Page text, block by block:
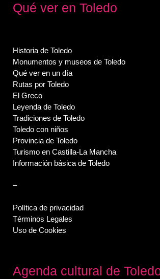
Qué ver en Toledo
Historia de Toledo
Monumentos y museos de Toledo
Qué ver en un día
Rutas por Toledo
El Greco
Leyenda de Toledo
Tradiciones de Toledo
Toledo con niños
Provincia de Toledo
Turismo en Castilla-La Mancha
Información básica de Toledo
–
Política de privacidad
Términos Legales
Uso de Cookies
Agenda cultural de